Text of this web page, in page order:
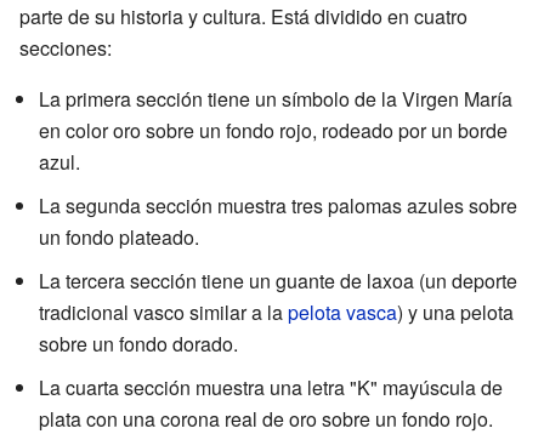
parte de su historia y cultura. Está dividido en cuatro
secciones:
La primera sección tiene un símbolo de la Virgen María
en color oro sobre un fondo rojo, rodeado por un borde
azul.
La segunda sección muestra tres palomas azules sobre
un fondo plateado.
La tercera sección tiene un guante de laxoa (un deporte
tradicional vasco similar a lapelota vasca) y una pelota
sobre un fondo dorado.
La cuarta sección muestra una letra "K" mayúscula de
plata con una corona real de oro sobre un fondo rojo.